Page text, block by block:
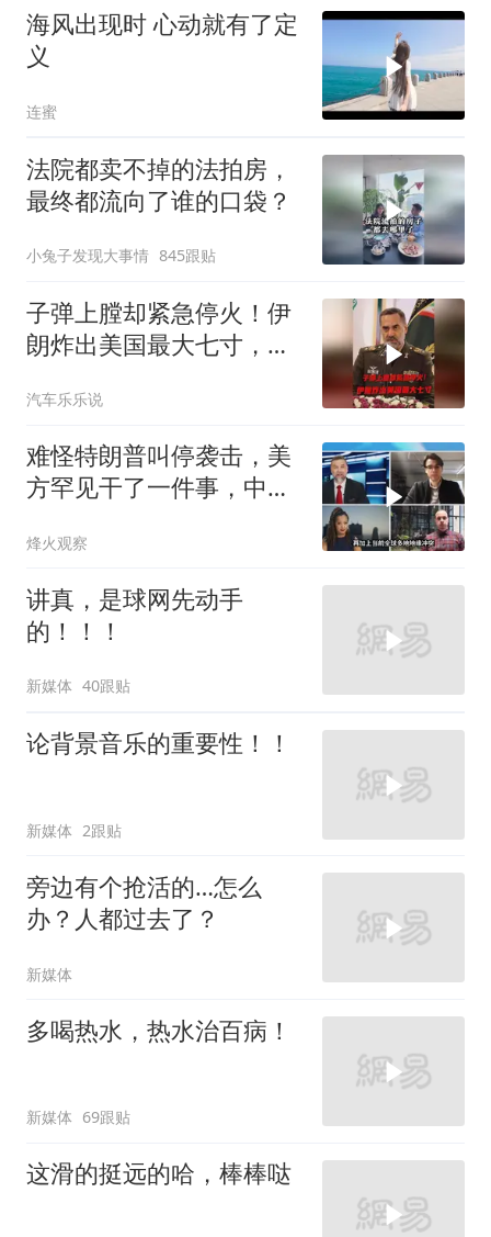
海风出现时 心动就有了定
义
连蜜
法院都卖不掉的法拍房，
最终都流向了谁的口袋？
小兔子发现大事情 845跟贴
子弹上膛却紧急停火！伊
朗炸出美国最大七寸，特
汽车乐乐说
难怪特朗普叫停袭击，美
方罕见干了一件事，中方
烽火观察
讲真，是球网先动手
的！！！
新媒体 40跟贴
论背景音乐的重要性！！
新媒体 2跟贴
旁边有个抢活的…怎么
办？人都过去了？
新媒体
多喝热水，热水治百病！
新媒体 69跟贴
这滑的挺远的哈，棒棒哒